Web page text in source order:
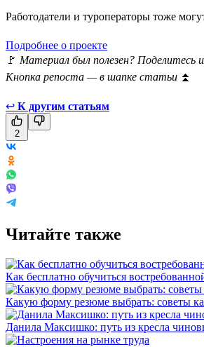
Работодатели и туроператоры тоже
Подробнее о проекте
🚩 Материал был полезен? Поделитесь
Кнопка репоста — в шапке статьи ⏫
↩ К другим статьям
2
Читайте также
Как бесплатно обучиться
Какую форму резюме выбрать: советы
Данила Максишко: путь из кресла